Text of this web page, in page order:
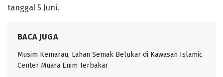
tanggal 5 Juni.
BACA JUGA
Musim Kemarau, Lahan Semak Belukar di Kawasan Islamic
Center Muara Enim Terbakar